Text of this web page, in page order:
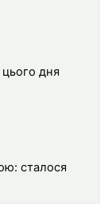
дня
сталося